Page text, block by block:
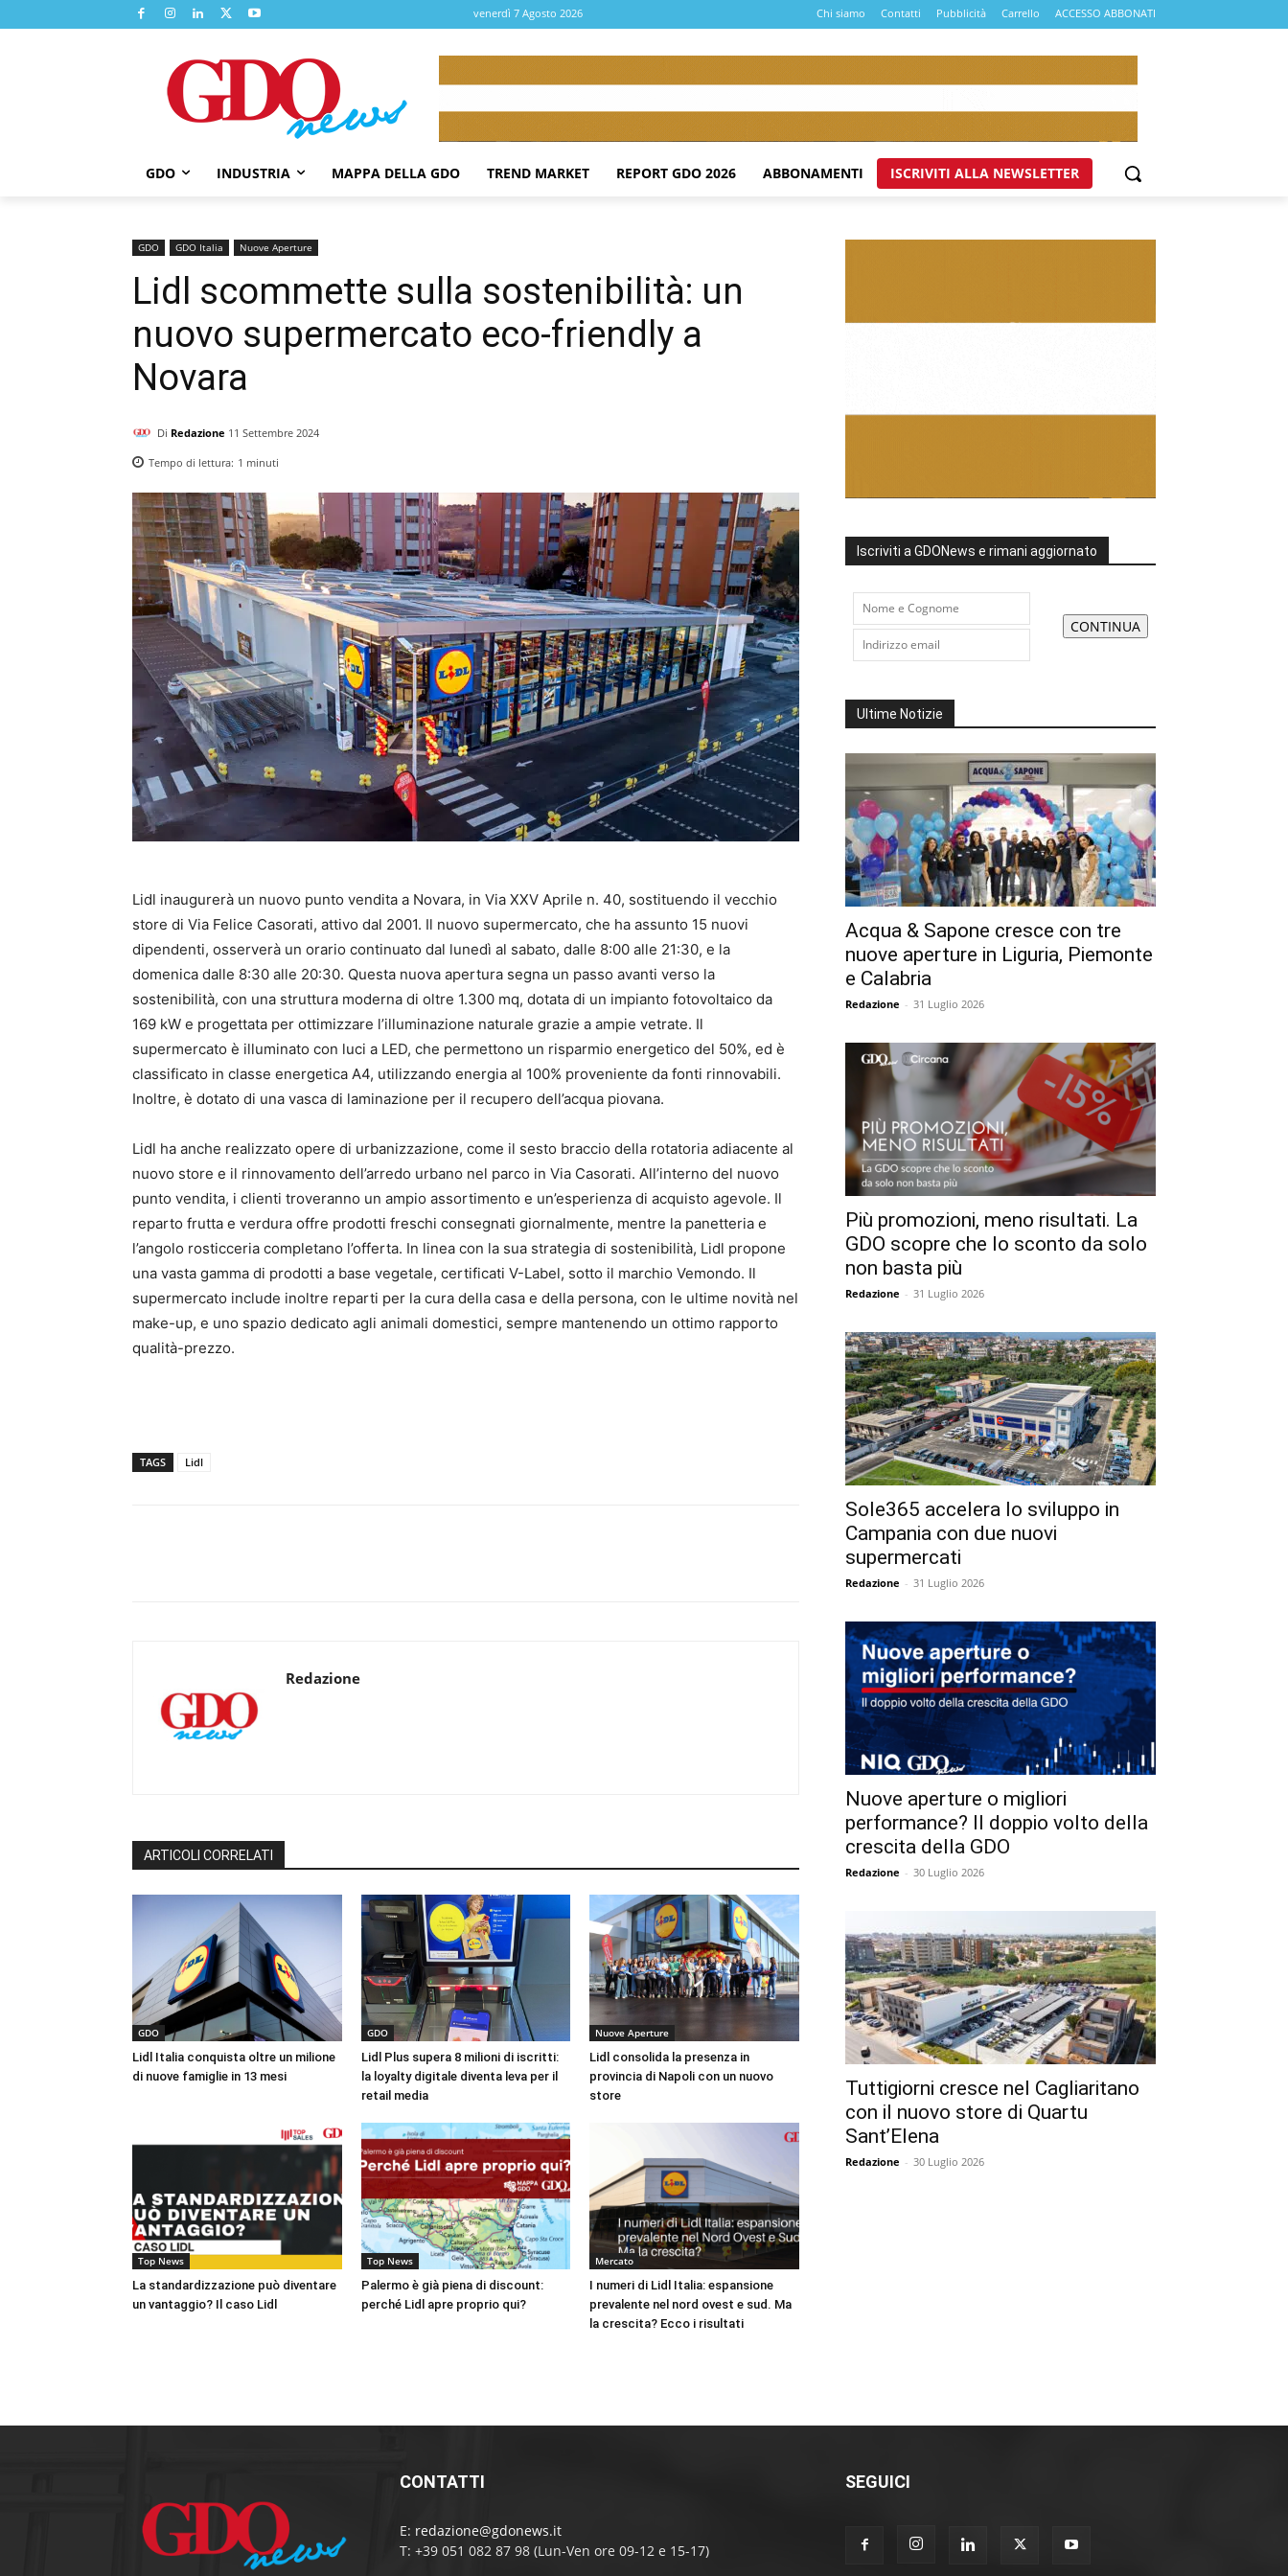
venerdì 7 Agosto 2026 Chi siamo Contatti Pubblicità Carrello ACCESSO ABBONATI
GDO INDUSTRIA MAPPA DELLA GDO TREND MARKET REPORT GDO 2026 ABBONAMENTI ISCRIVITI ALLA NEWSLETTER
GDO GDO Italia Nuove Aperture
Lidl scommette sulla sostenibilità: un
nuovo supermercato eco-friendly a
Novara
Di Redazione 11 Settembre 2024
Tempo di lettura: 1 minuti
Lidl inaugurerà un nuovo punto vendita a Novara, in Via XXV Aprile n. 40, sostituendo il vecchio
store di Via Felice Casorati, attivo dal 2001. Il nuovo supermercato, che ha assunto 15 nuovi
dipendenti, osserverà un orario continuato dal lunedì al sabato, dalle 8:00 alle 21:30, e la
domenica dalle 8:30 alle 20:30. Questa nuova apertura segna un passo avanti verso la
sostenibilità, con una struttura moderna di oltre 1.300 mq, dotata di un impianto fotovoltaico da
169 kW e progettata per ottimizzare l’illuminazione naturale grazie a ampie vetrate. Il
supermercato è illuminato con luci a LED, che permettono un risparmio energetico del 50%, ed è
classificato in classe energetica A4, utilizzando energia al 100% proveniente da fonti rinnovabili.
Inoltre, è dotato di una vasca di laminazione per il recupero dell’acqua piovana.
Lidl ha anche realizzato opere di urbanizzazione, come il sesto braccio della rotatoria adiacente al
nuovo store e il rinnovamento dell’arredo urbano nel parco in Via Casorati. All’interno del nuovo
punto vendita, i clienti troveranno un ampio assortimento e un’esperienza di acquisto agevole. Il
reparto frutta e verdura offre prodotti freschi consegnati giornalmente, mentre la panetteria e
l’angolo rosticceria completano l’offerta. In linea con la sua strategia di sostenibilità, Lidl propone
una vasta gamma di prodotti a base vegetale, certificati V-Label, sotto il marchio Vemondo. Il
supermercato include inoltre reparti per la cura della casa e della persona, con le ultime novità nel
make-up, e uno spazio dedicato agli animali domestici, sempre mantenendo un ottimo rapporto
qualità-prezzo.
TAGS Lidl
Redazione
ARTICOLI CORRELATI
GDO
Lidl Italia conquista oltre un milione
di nuove famiglie in 13 mesi
GDO
Lidl Plus supera 8 milioni di iscritti:
la loyalty digitale diventa leva per il
retail media
Nuove Aperture
Lidl consolida la presenza in
provincia di Napoli con un nuovo
store
Top News
La standardizzazione può diventare
un vantaggio? Il caso Lidl
Top News
Palermo è già piena di discount:
perché Lidl apre proprio qui?
Mercato
I numeri di Lidl Italia: espansione
prevalente nel nord ovest e sud. Ma
la crescita? Ecco i risultati
Iscriviti a GDONews e rimani aggiornato
Ultime Notizie
Acqua & Sapone cresce con tre
nuove aperture in Liguria, Piemonte
e Calabria
Redazione - 31 Luglio 2026
Più promozioni, meno risultati. La
GDO scopre che lo sconto da solo
non basta più
Redazione - 31 Luglio 2026
Sole365 accelera lo sviluppo in
Campania con due nuovi
supermercati
Redazione - 31 Luglio 2026
Nuove aperture o migliori
performance? Il doppio volto della
crescita della GDO
Redazione - 30 Luglio 2026
Tuttigiorni cresce nel Cagliaritano
con il nuovo store di Quartu
Sant’Elena
Redazione - 30 Luglio 2026
CONTATTI
E: redazione@gdonews.it
T: +39 051 082 87 98 (Lun-Ven ore 09-12 e 15-17)
SEGUICI